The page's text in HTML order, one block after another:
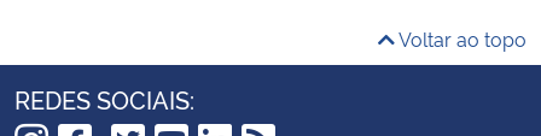
Voltar ao topo
REDES SOCIAIS: